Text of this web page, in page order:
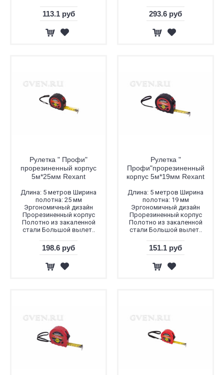
113.1 руб 293.6 руб
Рулетка " Профи"
прорезиненный корпус
5м*25мм Rexant
Длина: 5 метров Ширина
полотна: 25 мм
Эргономичный дизайн
Прорезиненный корпус
Полотно из закаленной
стали Большой вылет..
198.6 руб
Рулетка "
Профи"прорезиненный
корпус 5м*19мм Rexant
Длина: 5 метров Ширина
полотна: 19 мм
Эргономичный дизайн
Прорезиненный корпус
Полотно из закаленной
стали Большой вылет..
151.1 руб